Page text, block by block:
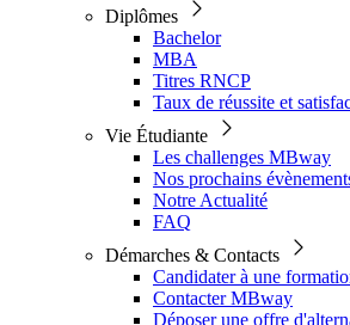
Diplômes
Bachelor
MBA
Titres RNCP
Taux de réussite et
Vie Étudiante
Les challenges MBway
Nos prochains
Notre Actualité
FAQ
Démarches & Contacts
Candidater à une
Contacter MBway
Déposer une offre